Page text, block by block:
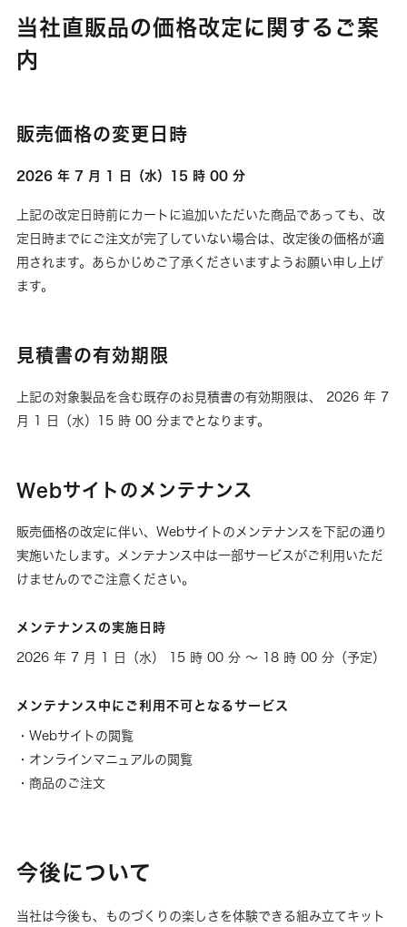
当社直販品の価格改定に関するご案
内
販売価格の変更日時
2026 年 7 月 1 日（水）15 時 00 分
上記の改定日時前にカートに追加いただいた商品であっても、改
定日時までにご注文が完了していない場合は、改定後の価格が適
用されます。あらかじめご了承くださいますようお願い申し上げ
ます。
見積書の有効期限
上記の対象製品を含む既存のお見積書の有効期限は、 2026 年 7
月 1 日（水）15 時 00 分までとなります。
Webサイトのメンテナンス
販売価格の改定に伴い、Webサイトのメンテナンスを下記の通り
実施いたします。メンテナンス中は一部サービスがご利用いただ
けませんのでご注意ください。
メンテナンスの実施日時
2026 年 7 月 1 日（水） 15 時 00 分 ～ 18 時 00 分（予定）
メンテナンス中にご利用不可となるサービス
・Webサイトの閲覧
・オンラインマニュアルの閲覧
・商品のご注文
今後について
当社は今後も、ものづくりの楽しさを体験できる組み立てキット